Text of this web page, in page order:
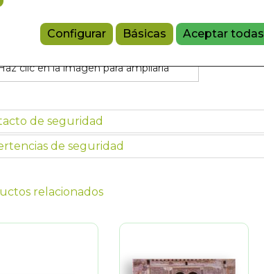
Configurar Básicas Aceptar todas
clic en la imagen para ampliarla
de seguridad
de seguridad
relacionados